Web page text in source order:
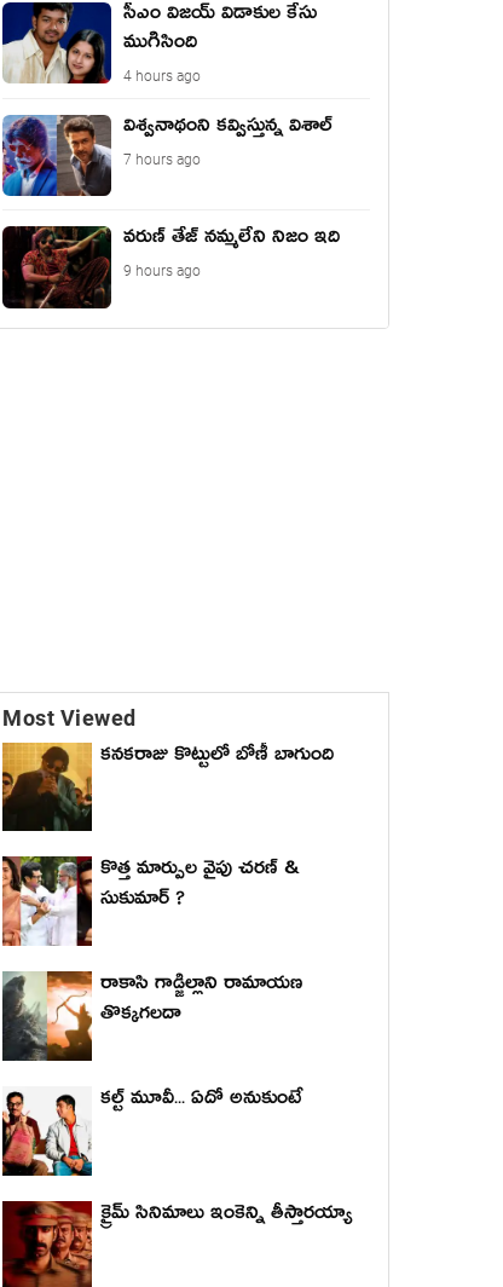
సీఎం విజయ్ విడాకుల కేసు
ముగిసింది
4 hours ago
విశ్వనాథంని కవ్విస్తున్న విశాల్
7 hours ago
వరుణ్ తేజ్ నమ్మలేని నిజం ఇది
9 hours ago
Most Viewed
కనకరాజు కొట్టులో బోణీ బాగుంది
కొత్త మార్పుల వైపు చరణ్ &
సుకుమార్ ?
రాకాసి గాడ్జిల్లాని రామాయణ
తొక్కగలదా
కల్ట్ మూవీ... ఏదో అనుకుంటే
క్రైమ్ సినిమాలు ఇంకెన్ని తీస్తారయ్యా